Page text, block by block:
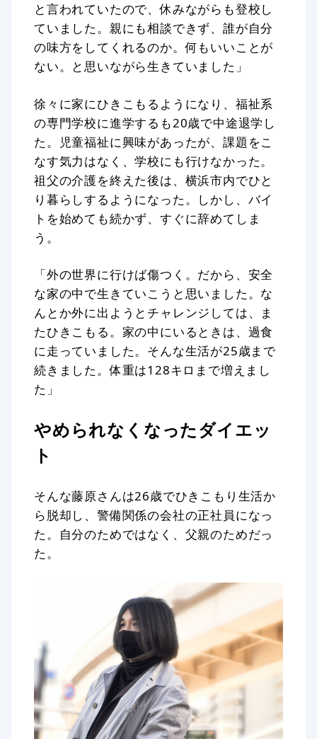
と言われていたので、休みながらも登校し
ていました。親にも相談できず、誰が自分
の味方をしてくれるのか。何もいいことが
ない。と思いながら生きていました」
徐々に家にひきこもるようになり、福祉系
の専門学校に進学するも20歳で中途退学し
た。児童福祉に興味があったが、課題をこ
なす気力はなく、学校にも行けなかった。
祖父の介護を終えた後は、横浜市内でひと
り暮らしするようになった。しかし、バイ
トを始めても続かず、すぐに辞めてしま
う。
「外の世界に行けば傷つく。だから、安全
な家の中で生きていこうと思いました。な
んとか外に出ようとチャレンジしては、ま
たひきこもる。家の中にいるときは、過食
に走っていました。そんな生活が25歳まで
続きました。体重は128キロまで増えまし
た」
やめられなくなったダイエッ
ト
そんな藤原さんは26歳でひきこもり生活か
ら脱却し、警備関係の会社の正社員になっ
た。自分のためではなく、父親のためだっ
た。